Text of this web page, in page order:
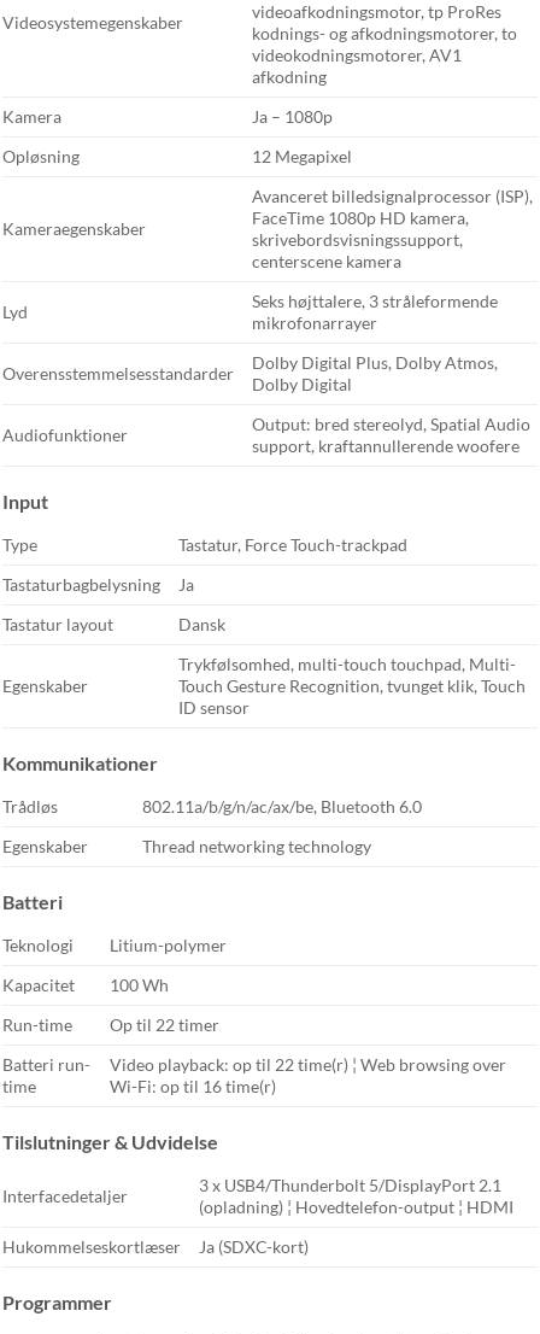
Videosystemegenskaber
videoafkodningsmotor, tp ProRes
kodnings- og afkodningsmotorer, to
videokodningsmotorer, AV1
afkodning
Kamera
Ja – 1080p
Opløsning
12 Megapixel
Kameraegenskaber
Avanceret billedsignalprocessor (ISP),
FaceTime 1080p HD kamera,
skrivebordsvisningssupport,
centerscene kamera
Lyd
Seks højttalere, 3 stråleformende
mikrofonarrayer
Overensstemmelsesstandarder
Dolby Digital Plus, Dolby Atmos,
Dolby Digital
Audiofunktioner
Output: bred stereolyd, Spatial Audio
support, kraftannullerende woofere
Input
Type
Tastatur, Force Touch-trackpad
Tastaturbagbelysning
Ja
Tastatur layout
Dansk
Egenskaber
Trykfølsomhed, multi-touch touchpad, Multi-
Touch Gesture Recognition, tvunget klik, Touch
ID sensor
Kommunikationer
Trådløs
802.11a/b/g/n/ac/ax/be, Bluetooth 6.0
Egenskaber
Thread networking technology
Batteri
Teknologi
Litium-polymer
Kapacitet
100 Wh
Run-time
Op til 22 timer
Batteri run-
time
Video playback: op til 22 time(r) ¦ Web browsing over
Wi-Fi: op til 16 time(r)
Tilslutninger & Udvidelse
Interfacedetaljer
3 x USB4/Thunderbolt 5/DisplayPort 2.1
(opladning) ¦ Hovedtelefon-output ¦ HDMI
Hukommelseskortlæser
Ja (SDXC-kort)
Programmer